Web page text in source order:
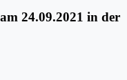
24.09.2021 in der